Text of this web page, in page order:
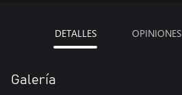
DETALLES OPINIONES
Galería